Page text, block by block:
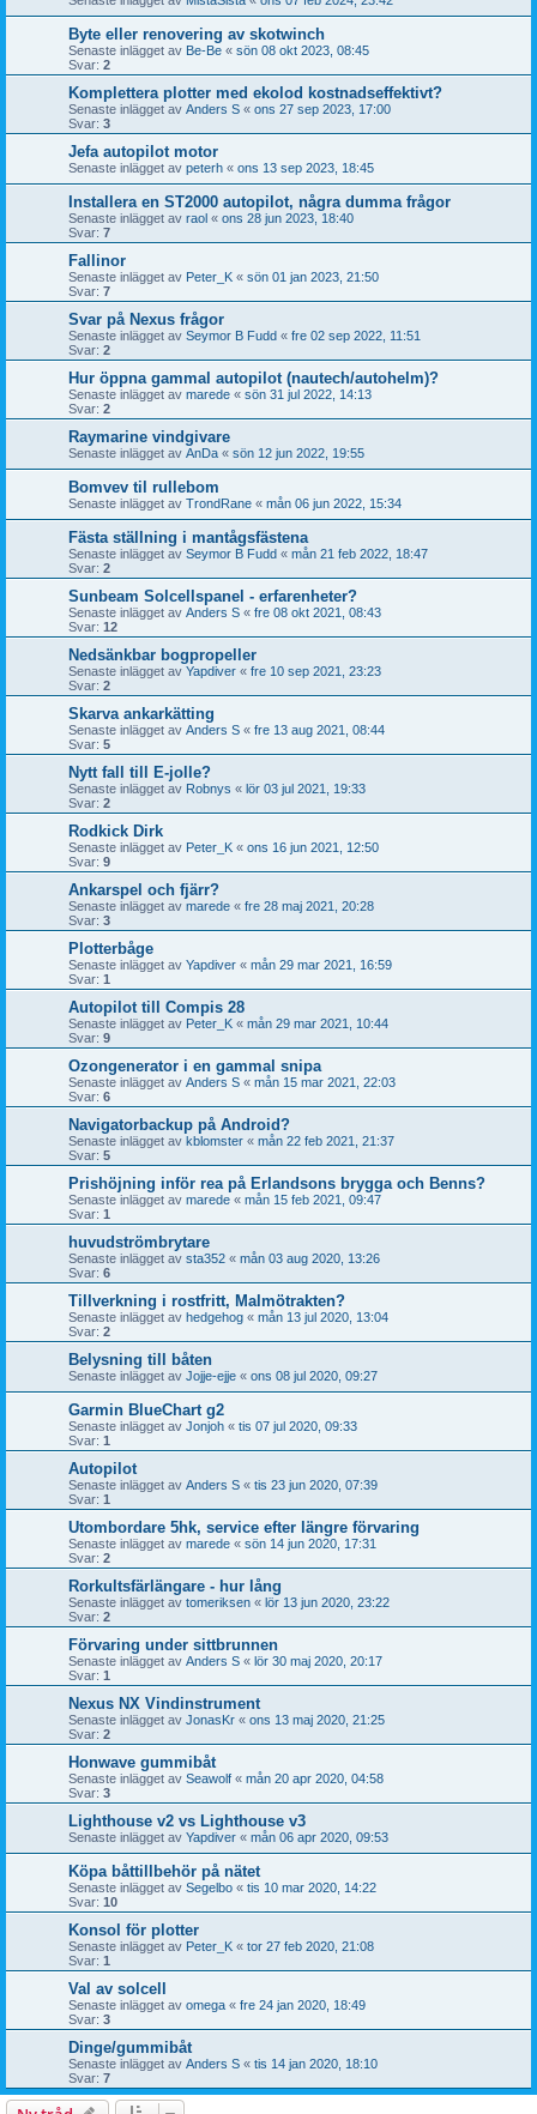
Byte eller renovering av skotwinch
Senaste inlägget av Be-Be « sön 08 okt 2023, 08:45
Svar: 2
Komplettera plotter med ekolod kostnadseffektivt?
Senaste inlägget av Anders S « ons 27 sep 2023, 17:00
Svar: 3
Jefa autopilot motor
Senaste inlägget av peterh « ons 13 sep 2023, 18:45
Installera en ST2000 autopilot, några dumma frågor
Senaste inlägget av raol « ons 28 jun 2023, 18:40
Svar: 7
Fallinor
Senaste inlägget av Peter_K « sön 01 jan 2023, 21:50
Svar: 7
Svar på Nexus frågor
Senaste inlägget av Seymor B Fudd « fre 02 sep 2022, 11:51
Svar: 2
Hur öppna gammal autopilot (nautech/autohelm)?
Senaste inlägget av marede « sön 31 jul 2022, 14:13
Svar: 2
Raymarine vindgivare
Senaste inlägget av AnDa « sön 12 jun 2022, 19:55
Bomvev til rullebom
Senaste inlägget av TrondRane « mån 06 jun 2022, 15:34
Fästa ställning i mantågsfästena
Senaste inlägget av Seymor B Fudd « mån 21 feb 2022, 18:47
Svar: 2
Sunbeam Solcellspanel - erfarenheter?
Senaste inlägget av Anders S « fre 08 okt 2021, 08:43
Svar: 12
Nedsänkbar bogpropeller
Senaste inlägget av Yapdiver « fre 10 sep 2021, 23:23
Svar: 2
Skarva ankarkätting
Senaste inlägget av Anders S « fre 13 aug 2021, 08:44
Svar: 5
Nytt fall till E-jolle?
Senaste inlägget av Robnys « lör 03 jul 2021, 19:33
Svar: 2
Rodkick Dirk
Senaste inlägget av Peter_K « ons 16 jun 2021, 12:50
Svar: 9
Ankarspel och fjärr?
Senaste inlägget av marede « fre 28 maj 2021, 20:28
Svar: 3
Plotterbåge
Senaste inlägget av Yapdiver « mån 29 mar 2021, 16:59
Svar: 1
Autopilot till Compis 28
Senaste inlägget av Peter_K « mån 29 mar 2021, 10:44
Svar: 9
Ozongenerator i en gammal snipa
Senaste inlägget av Anders S « mån 15 mar 2021, 22:03
Svar: 6
Navigatorbackup på Android?
Senaste inlägget av kblomster « mån 22 feb 2021, 21:37
Svar: 5
Prishöjning inför rea på Erlandsons brygga och Benns?
Senaste inlägget av marede « mån 15 feb 2021, 09:47
Svar: 1
huvudströmbrytare
Senaste inlägget av sta352 « mån 03 aug 2020, 13:26
Svar: 6
Tillverkning i rostfritt, Malmötrakten?
Senaste inlägget av hedgehog « mån 13 jul 2020, 13:04
Svar: 2
Belysning till båten
Senaste inlägget av Jojje-ejje « ons 08 jul 2020, 09:27
Garmin BlueChart g2
Senaste inlägget av Jonjoh « tis 07 jul 2020, 09:33
Svar: 1
Autopilot
Senaste inlägget av Anders S « tis 23 jun 2020, 07:39
Svar: 1
Utombordare 5hk, service efter längre förvaring
Senaste inlägget av marede « sön 14 jun 2020, 17:31
Svar: 2
Rorkultsfärlängare - hur lång
Senaste inlägget av tomeriksen « lör 13 jun 2020, 23:22
Svar: 2
Förvaring under sittbrunnen
Senaste inlägget av Anders S « lör 30 maj 2020, 20:17
Svar: 1
Nexus NX Vindinstrument
Senaste inlägget av JonasKr « ons 13 maj 2020, 21:25
Svar: 2
Honwave gummibåt
Senaste inlägget av Seawolf « mån 20 apr 2020, 04:58
Svar: 3
Lighthouse v2 vs Lighthouse v3
Senaste inlägget av Yapdiver « mån 06 apr 2020, 09:53
Köpa båttillbehör på nätet
Senaste inlägget av Segelbo « tis 10 mar 2020, 14:22
Svar: 10
Konsol för plotter
Senaste inlägget av Peter_K « tor 27 feb 2020, 21:08
Svar: 1
Val av solcell
Senaste inlägget av omega « fre 24 jan 2020, 18:49
Svar: 3
Dinge/gummibåt
Senaste inlägget av Anders S « tis 14 jan 2020, 18:10
Svar: 7